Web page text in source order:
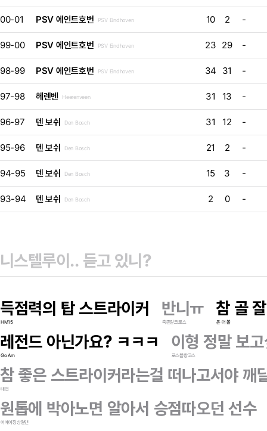
00-01 PSV 에인트호번 PSV Eindhoven 10 2 -
99-00 PSV 에인트호번 PSV Eindhoven 23 29 -
98-99 PSV 에인트호번 PSV Eindhoven 34 31 -
97-98 헤렌벤 Heerenveen 31 13 -
96-97 덴 보쉬 Den Bosch 31 12 -
95-96 덴 보쉬 Den Bosch 21 2 -
94-95 덴 보쉬 Den Bosch 15 3 -
93-94 덴 보쉬 Den Bosch 2 0 -
득점력의 탑 스트라이커
HM15
반니ㅠ
축존잘크로스
참 골
온 더 볼
레전드 아닌가요? ㅋㅋㅋ
Go Am
이형 정말 보
로스블랑코스
참 좋은 스트라이커라는걸 떠나고서야 깨
태연
원톱에 박아노면 알아서 승점따오던 선수
어메이징상철맨